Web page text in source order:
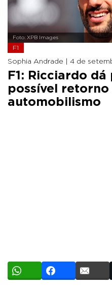
Foto: XPB Images
F1
Sophia Andrade | 4 de
F1: Ricciardo
possível retorno
automobilismo